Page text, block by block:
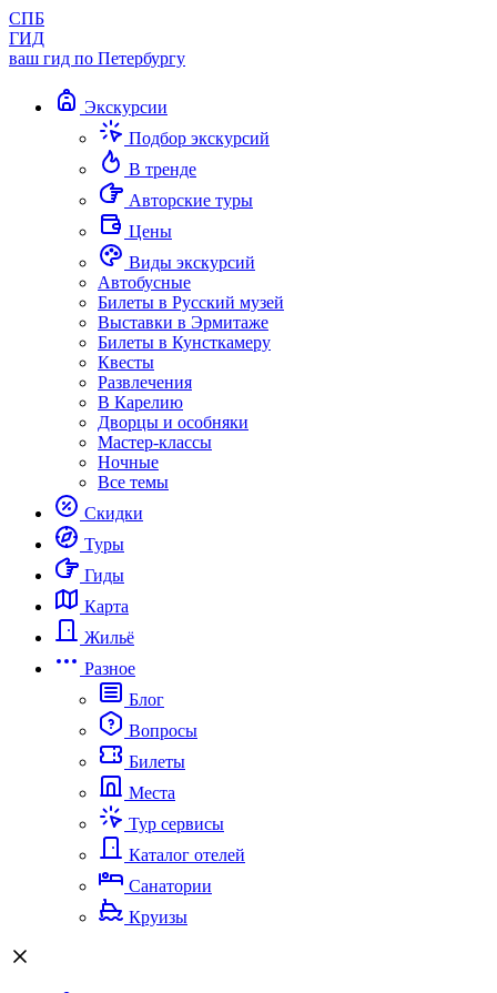
СПБ
ГИД
ваш гид по Петербургу
Экскурсии
Подбор экскурсий
В тренде
Авторские туры
Цены
Виды экскурсий
Автобусные
Билеты в Русский музей
Выставки в Эрмитаже
Билеты в Кунсткамеру
Квесты
Развлечения
В Карелию
Дворцы и особняки
Мастер-классы
Ночные
Все темы
Скидки
Туры
Гиды
Карта
Жильё
Разное
Блог
Вопросы
Билеты
Места
Тур сервисы
Каталог отелей
Санатории
Круизы